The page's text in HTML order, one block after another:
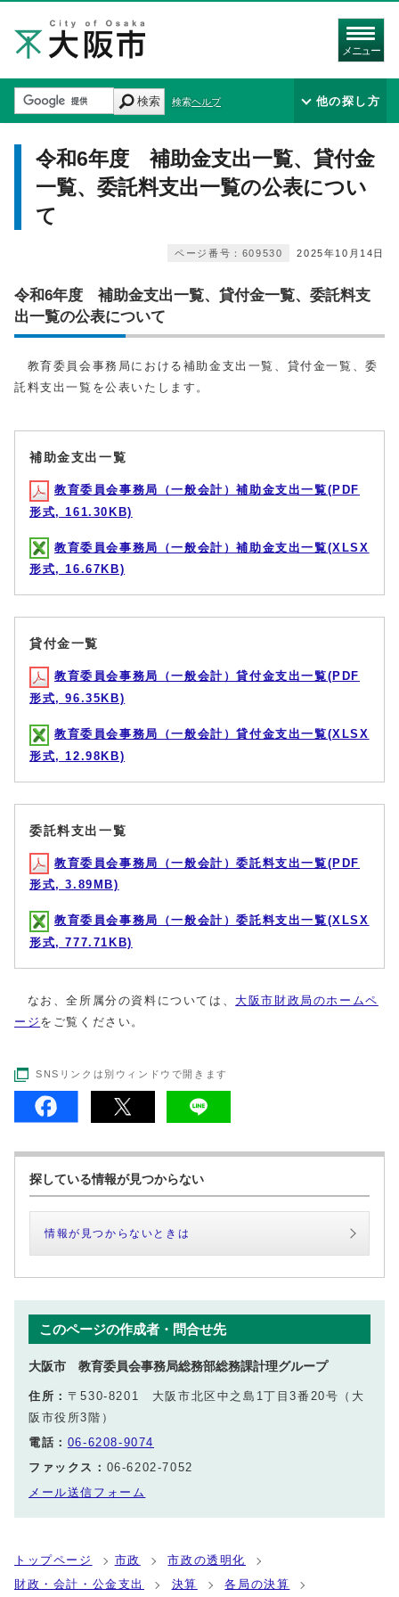
メニュー
検索 検索ヘルプ 他の探し方
令和6年度 補助金支出一覧、貸付金
一覧、委託料支出一覧の公表につい
て
2025年10月14日
ページ番号：609530
令和6年度 補助金支出一覧、貸付金一覧、委託料支
出一覧の公表について
教育委員会事務局における補助金支出一覧、貸付金一覧、委
託料支出一覧を公表いたします。
補助金支出一覧
教育委員会事務局（一般会計）補助金支出一覧(PDF
形式, 161.30KB)
教育委員会事務局（一般会計）補助金支出一覧(XLSX
形式, 16.67KB)
貸付金一覧
教育委員会事務局（一般会計）貸付金支出一覧(PDF
形式, 96.35KB)
教育委員会事務局（一般会計）貸付金支出一覧(XLSX
形式, 12.98KB)
委託料支出一覧
教育委員会事務局（一般会計）委託料支出一覧(PDF
形式, 3.89MB)
教育委員会事務局（一般会計）委託料支出一覧(XLSX
形式, 777.71KB)
なお、全所属分の資料については、 大阪市財政局のホームペ
ージ をご覧ください。
SNSリンクは別ウィンドウで開きます
探している情報が見つからない
情報が見つからないときは
このページの作成者・問合せ先
大阪市 教育委員会事務局総務部総務課計理グループ
住所： 〒530-8201 大阪市北区中之島1丁目3番20号（大
阪市役所3階）
電話： 06-6208-9074
ファックス： 06-6202-7052
メール送信フォーム
トップページ 市政
市政の透明化
財政・会計・公金支出
決算 各局の決算